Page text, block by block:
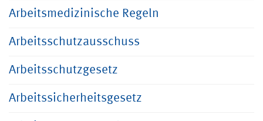
Arbeitsmedizinische Regeln
Arbeitsschutzausschuss
Arbeitsschutzgesetz
Arbeitssicherheitsgesetz